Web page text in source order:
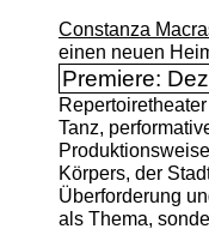
Constanza
einen neuen
Premiere:
Tanz,
Körpers, der
Überforderung
als Thema,